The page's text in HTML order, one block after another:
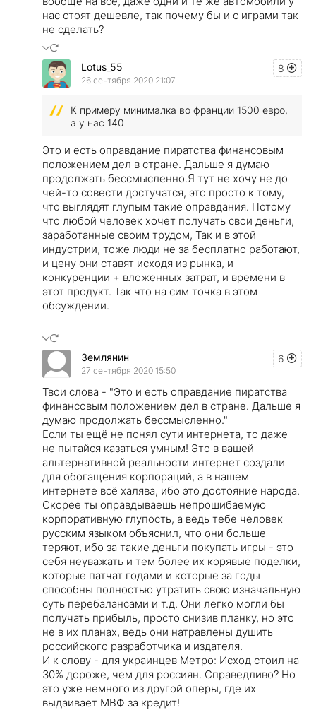
нас стоят дешевле, так почему бы и с играми так
не сделать?
8
Lotus_55
26 сентября 2020 21:07
К примеру минималка во франции 1500 евро,
а у нас 140
Это и есть оправдание пиратства финансовым
положением дел в стране. Дальше я думаю
продолжать бессмысленно.Я тут не хочу не до
чей-то совести достучатся, это просто к тому,
что выглядят глупым такие оправдания. Потому
что любой человек хочет получать свои деньги,
заработанные своим трудом, Так и в этой
индустрии, тоже люди не за бесплатно работают,
и цену они ставят исходя из рынка, и
конкуренции + вложенных затрат, и времени в
этот продукт. Так что на сим точка в этом
обсуждении.
6
Землянин
27 сентября 2020 15:50
Твои слова - "Это и есть оправдание пиратства
финансовым положением дел в стране. Дальше я
думаю продолжать бессмысленно."
Если ты ещё не понял сути интернета, то даже
не пытайся казаться умным! Это в вашей
альтернативной реальности интернет создали
для обогащения корпораций, а в нашем
интернете всё халява, ибо это достояние народа.
Скорее ты оправдываешь непрошибаемую
корпоративную глупость, а ведь тебе человек
русским языком объяснил, что они больше
теряют, ибо за такие деньги покупать игры - это
себя неуважать и тем более их корявые поделки,
которые патчат годами и которые за годы
способны полностью утратить свою изначальную
суть перебалансами и т.д. Они легко могли бы
получать прибыль, просто снизив планку, но это
не в их планах, ведь они натравлены душить
российского разработчика и издателя.
И к слову - для украинцев Метро: Исход стоил на
30% дороже, чем для россиян. Справедливо? Но
это уже немного из другой оперы, где их
выдаивает МВФ за кредит!